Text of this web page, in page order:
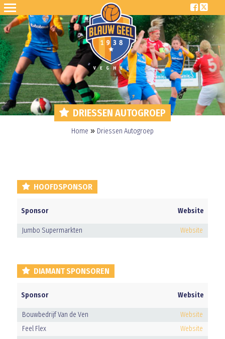
DRIESSEN AUTOGROEP
Home » Driessen Autogroep
HOOFDSPONSOR
Sponsor Website
Jumbo Supermarkten Website
DIAMANT SPONSOREN
Sponsor Website
Bouwbedrijf Van de Ven
Website
Feel Flex
Website